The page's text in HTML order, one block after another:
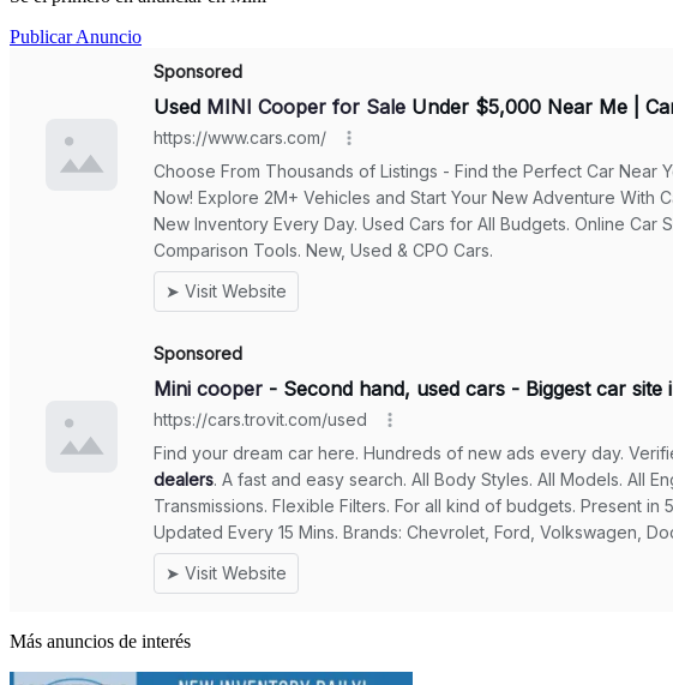
Publicar Anuncio
Más anuncios de interés